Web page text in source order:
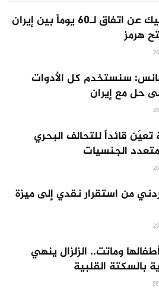
إعلان وشيك عن اتفاق لـ60 يوماً بين إيران
هرمز
سنستخدم كل الأدوات
حل مع إيران
قائداً للتحالف البحري
الجنسيات
من استقرار نقدي إلى ميزة
وماتت.. الزلزال ينهي
بالسكتة القلبية